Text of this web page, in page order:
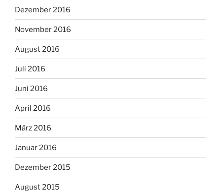
Dezember 2016
November 2016
August 2016
Juli 2016
Juni 2016
April 2016
März 2016
Januar 2016
Dezember 2015
August 2015